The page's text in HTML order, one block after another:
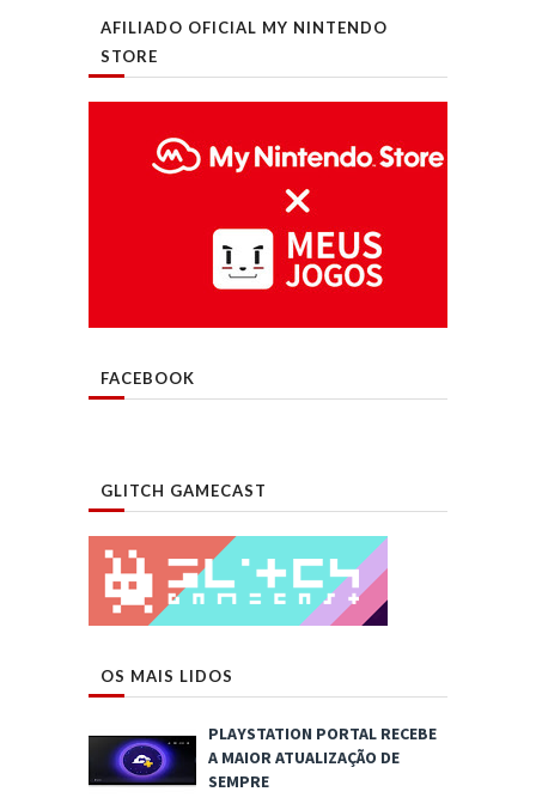
AFILIADO OFICIAL MY NINTENDO
STORE
FACEBOOK
GLITCH GAMECAST
OS MAIS LIDOS
PLAYSTATION PORTAL RECEBE
A MAIOR ATUALIZAÇÃO DE
SEMPRE